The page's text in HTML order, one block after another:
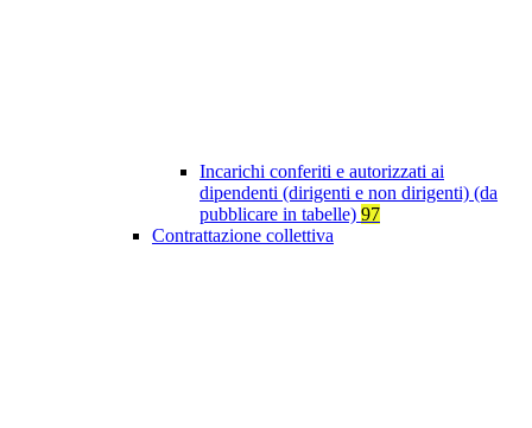
Incarichi conferiti e autorizzati ai
dipendenti (dirigenti e non dirigenti) (da
pubblicare in tabelle) 97
Contrattazione collettiva